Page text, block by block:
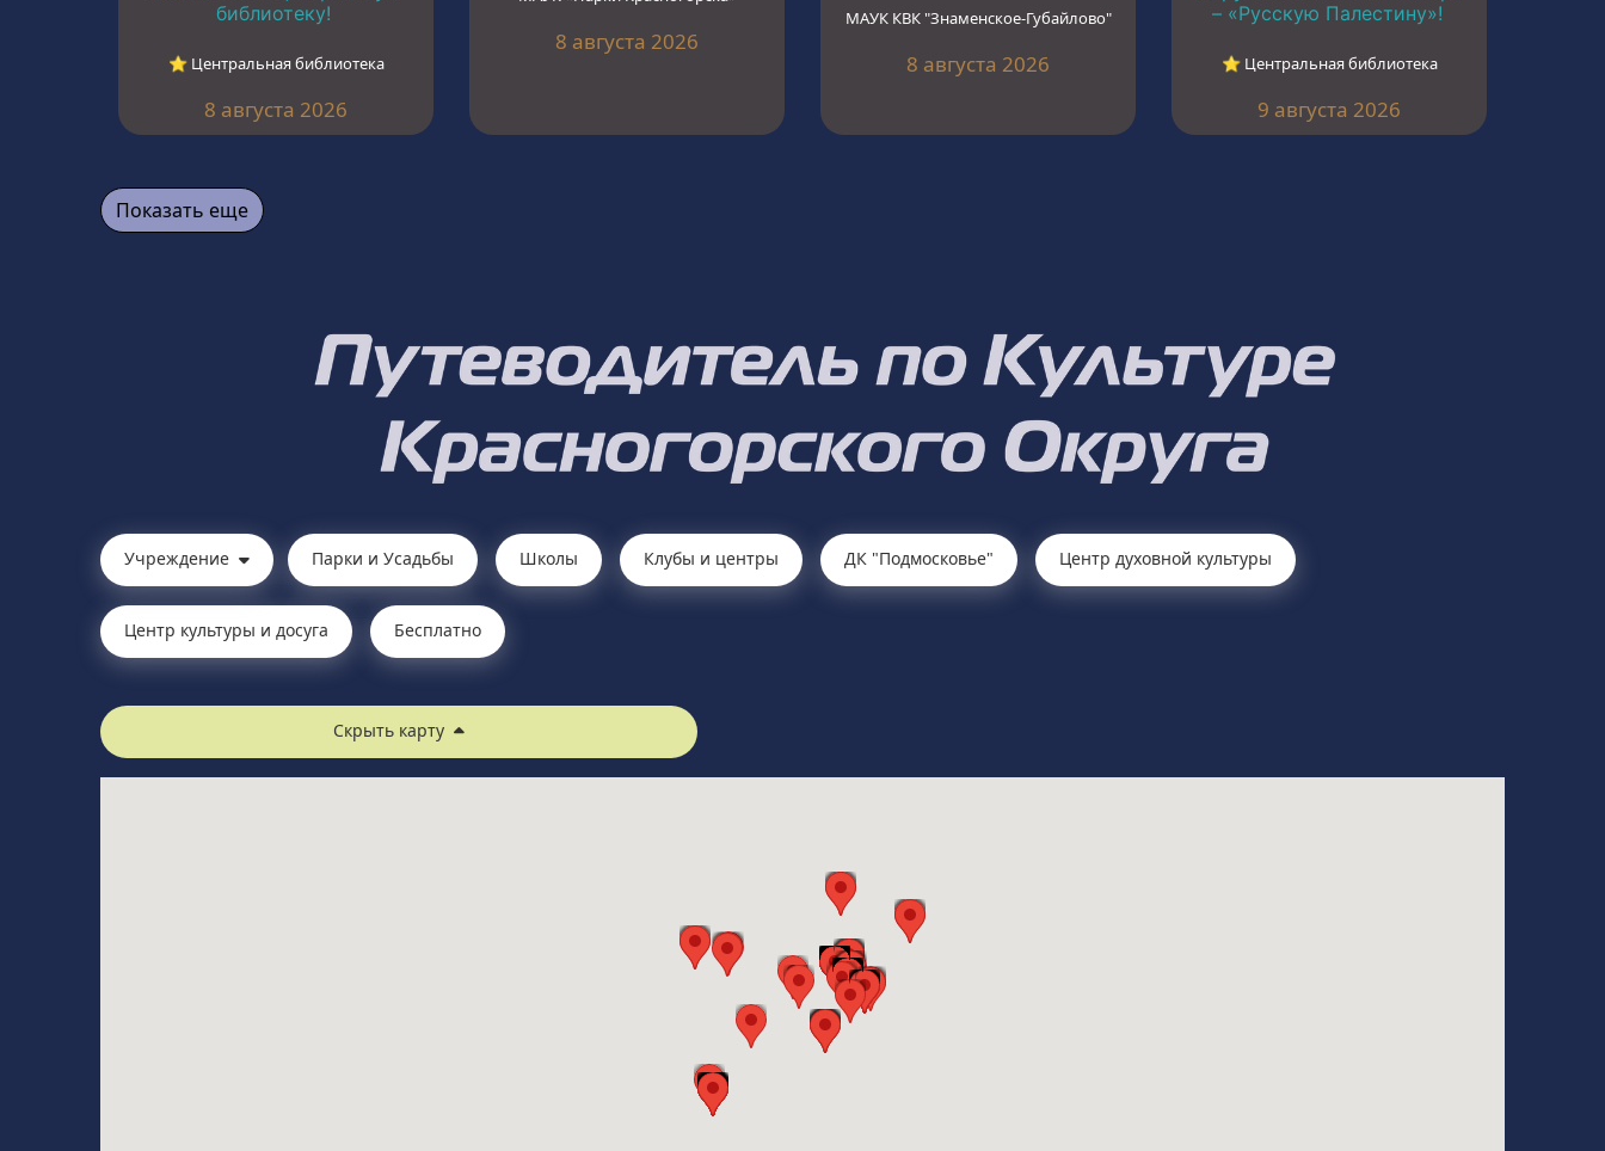
библиотеку!
⭐︎ Центральная библиотека
8 августа 2026
8 августа 2026
МАУК КВК "Знаменское-Губайлово"
8 августа 2026
– «Русскую Палестину»!
⭐︎ Центральная библиотека
9 августа 2026
Показать еще
Учреждение Парки и Усадьбы Школы Клубы и центры ДК "Подмосковье" Центр духовной культуры
Центр культуры и досуга Бесплатно
Скрыть карту